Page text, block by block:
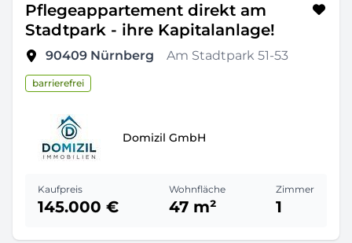
Pflegeappartement direkt am
Stadtpark - ihre Kapitalanlage!
90409 Nürnberg Am Stadtpark 51-53
barrierefrei
Domizil GmbH
Kaufpreis
145.000 €
Wohnfläche
47 m²
Zimmer
1